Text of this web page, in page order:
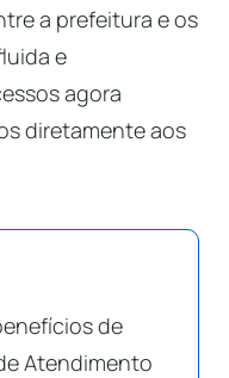
a prefeitura e os
e
agora
diretamente aos
de
Atendimento